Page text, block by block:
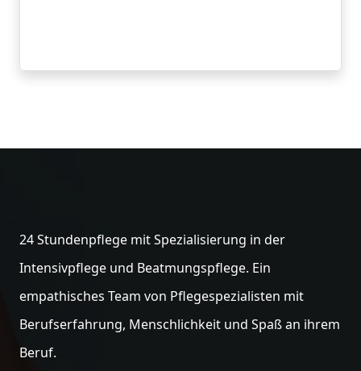
24 Stundenpflege mit Spezialisierung in der
Intensivpflege und Beatmungspflege. Ein
empathisches Team von Pflegespezialisten mit
Berufserfahrung, Menschlichkeit und Spaß an ihrem
Beruf.